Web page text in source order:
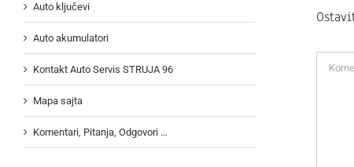
Auto ključevi
Auto akumulatori
Kontakt Auto Servis STRUJA 96
Mapa sajta
Komentari, Pitanja, Odgovori …